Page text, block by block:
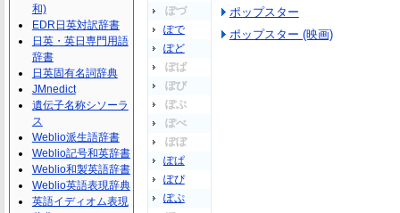
ぽづ
ぽで
ぽど
ぽば
ぽび
ぽぶ
ぽべ
ぽぼ
ぽぱ
ぽぴ
ぽぷ
ポップスター
ポップスター (映画)
和)
EDR日英対訳辞書
日英・英日専門用語
辞書
日英固有名詞辞典
JMnedict
遺伝子名称シソーラ
ス
Weblio派生語辞書
Weblio記号和英辞書
Weblio和製英語辞書
Weblio英語表現辞典
英語イディオム表現